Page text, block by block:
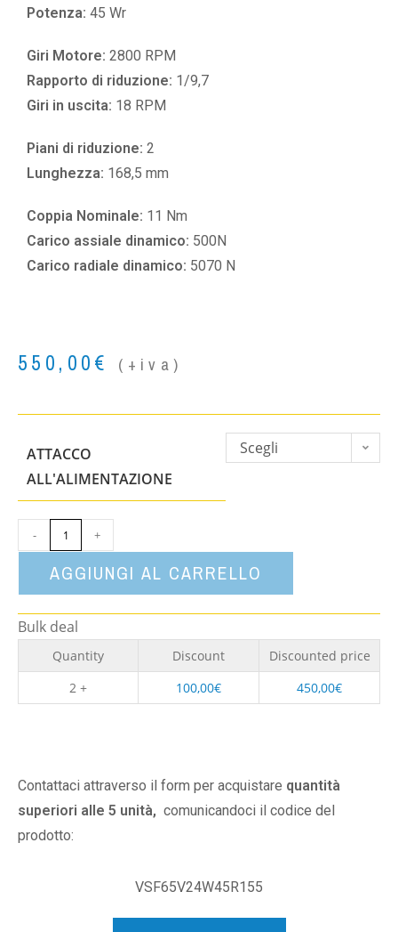
Potenza: 45 Wr
Giri Motore: 2800 RPM
Rapporto di riduzione: 1/9,7
Giri in uscita: 18 RPM
Piani di riduzione: 2
Lunghezza: 168,5 mm
Coppia Nominale: 11 Nm
Carico assiale dinamico: 500N
Carico radiale dinamico: 5070 N
550,00€ (+iva)
ATTACCO
ALL'ALIMENTAZIONE
Scegli
- +
AGGIUNGI AL CARRELLO
Bulk deal
Quantity Discount
Discounted price
2 +
100,00€ 450,00€
Contattaci attraverso il form per acquistare quantità
superiori alle 5 unità, comunicandoci il codice del
prodotto:
VSF65V24W45R155